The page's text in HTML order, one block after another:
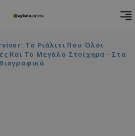
Το Ριάλιτι Που Όλοι
Και Το Μεγάλο Στοίχημα - Στα